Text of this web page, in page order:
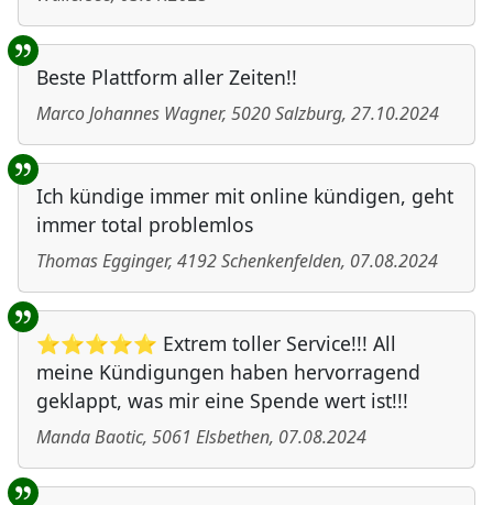
Beste Plattform aller Zeiten!!
Marco Johannes Wagner, 5020Salzburg, 27.10.2024
Ich kündige immer mit online kündigen, geht
immer total problemlos
Thomas Egginger, 4192Schenkenfelden, 07.08.2024
⭐⭐⭐⭐⭐ Extrem toller Service!!! All
meine Kündigungen haben hervorragend
geklappt, was mir eine Spende wert ist!!!
Manda Baotic, 5061 Elsbethen, 07.08.2024